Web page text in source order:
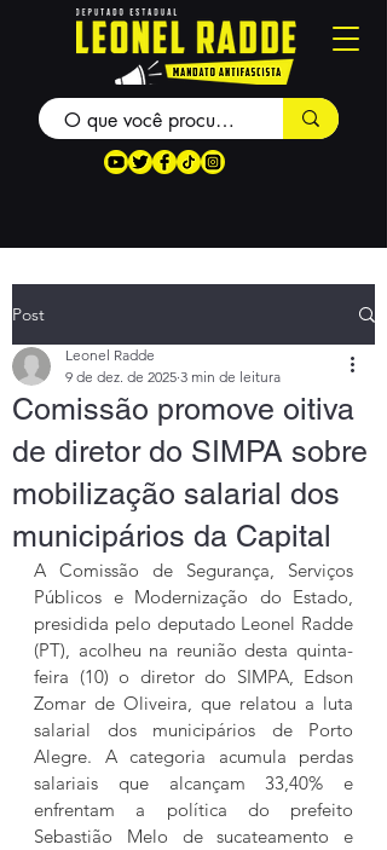
Post
Comissão promove oitiva
de diretor do SIMPA sobre
mobilização salarial dos
municipários da Capital
Leonel Radde
9 de dez. de 2025 3 min de leitura
A Comissão de Segurança, Serviços
Públicos e Modernização do Estado,
presidida pelo deputado Leonel Radde
(PT), acolheu na reunião desta quinta-
feira (10) o diretor do SIMPA, Edson
Zomar de Oliveira, que relatou a luta
salarial dos municipários de Porto
Alegre. A categoria acumula perdas
salariais que alcançam 33,40% e
enfrentam a política do prefeito
Sebastião Melo de sucateamento e